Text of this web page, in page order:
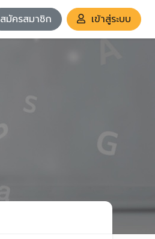
สมัครสมาชิก เข้าสู่ระบบ